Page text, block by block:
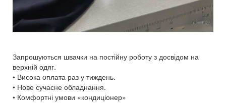
Запрошуються швачки на постійну роботу з досвідом на
верхній одяг.
• Висока oплата раз у тиждень.
• Нове сучасне обладнання.
• Комфортні умови «кондиціонер»